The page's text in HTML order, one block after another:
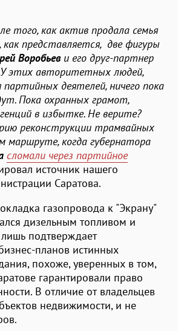
того, как актив продала семья
представляется, две фигуры
Воробьеви его друг-партнер
этих авторитетных людей,
партийных деятелей, ничего пока
Пока охранных грамот,
в избытке. Не верите?
реконструкции трамвайных
маршруте, когда губернатора
сломали через партийное
источник нашего
Саратова.
газопровода к "Экрану"
дизельным топливом и
подтверждает
планов истинных
похоже, уверенных в том,
гарантировали право
В отличие от владельцев
недвижимости, и не